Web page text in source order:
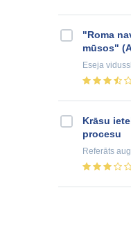
"Roma
mūsos"
Eseja
Krāsu
procesu
Referāts